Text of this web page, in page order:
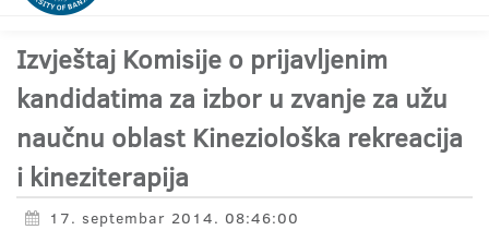
Izvještaj Komisije o prijavljenim
kandidatima za izbor u zvanje za užu
naučnu oblast Kineziološka rekreacija
i kineziterapija
17. septembar 2014. 08:46:00